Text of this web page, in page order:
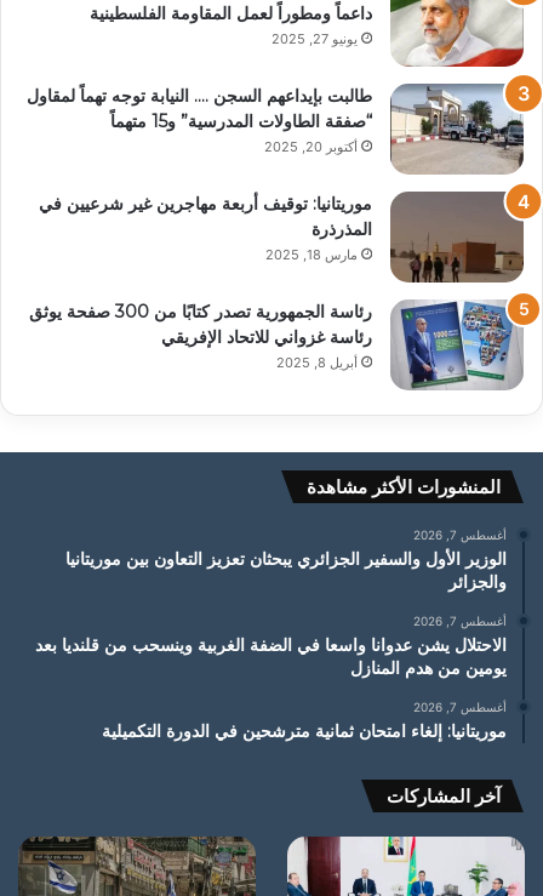
داعماً ومطوراً لعمل المقاومة الفلسطينية
يونيو 27, 2025
طالبت بإيداعهم السجن …. النيابة توجه تهماً لمقاول
“صفقة الطاولات المدرسية” و15 متهماً
أكتوبر 20, 2025
موريتانيا: توقيف أربعة مهاجرين غير شرعيين في
المذرذرة
مارس 18, 2025
رئاسة الجمهورية تصدر كتابًا من 300 صفحة يوثق
رئاسة غزواني للاتحاد الإفريقي
أبريل 8, 2025
المنشورات الأكثر مشاهدة
أغسطس 7, 2026
الوزير الأول والسفير الجزائري يبحثان تعزيز التعاون بين موريتانيا
والجزائر
أغسطس 7, 2026
الاحتلال يشن عدوانا واسعا في الضفة الغربية وينسحب من قلنديا بعد
يومين من هدم المنازل
أغسطس 7, 2026
موريتانيا: إلغاء امتحان ثمانية مترشحين في الدورة التكميلية
آخر المشاركات